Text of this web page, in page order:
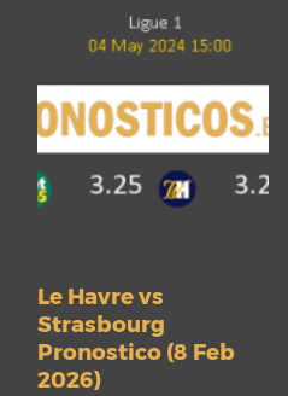
Le Havre vs
Strasbourg
Pronostico (8 Feb
2026)